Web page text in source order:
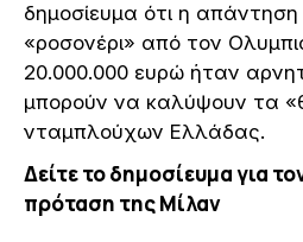
δημοσίευμα ότι η
«ροσονέρι» από τον
20.000.000 ευρώ ήταν
μπορούν να καλύψουν τα
νταμπλούχων Ελλάδας.
Δείτε το δημοσίευμα για
πρόταση της Μίλαν